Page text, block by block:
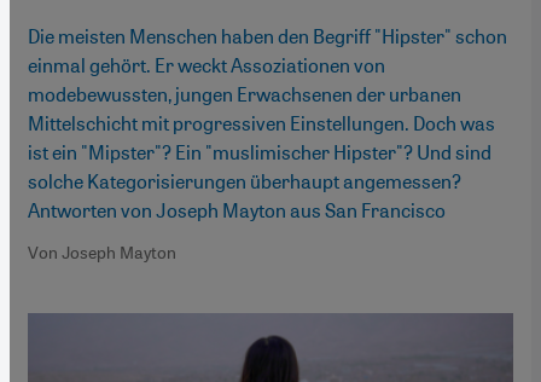
Die meisten Menschen haben den Begriff "Hipster" schon
einmal gehört. Er weckt Assoziationen von
modebewussten, jungen Erwachsenen der urbanen
Mittelschicht mit progressiven Einstellungen. Doch was
ist ein "Mipster"? Ein "muslimischer Hipster"? Und sind
solche Kategorisierungen überhaupt angemessen?
Antworten von Joseph Mayton aus San Francisco
Von Joseph Mayton